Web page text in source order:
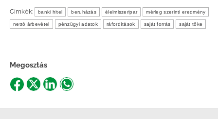
Címkék: banki hitel beruházás élelmiszeripar mérleg szerinti eredmény
nettó árbevétel pénzügyi adatok ráfordítások saját forrás saját tőke
Megosztás
ShareShareShareShare